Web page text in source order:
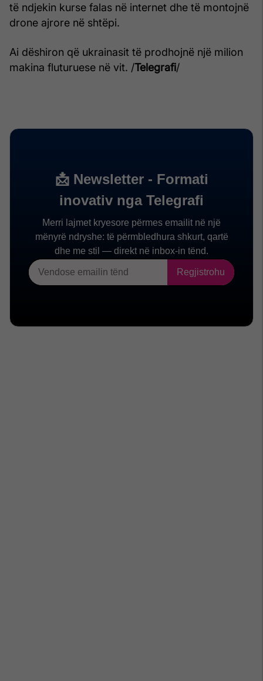
të ndjekin kurse falas në internet dhe të montojnë
drone ajrore në shtëpi.
Ai dëshiron që ukrainasit të prodhojnë një milion
makina fluturuese në vit. /Telegrafi/